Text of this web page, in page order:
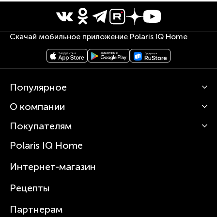
Скачай мобильное приложение Polaris IQ Home
Популярное
Кофемашины
Вертикальные пылесосы
Зубные щетки и ирригаторы
Увлажнители
Посуда
О компании
О Polaris
Статьи
Покупателям
Сервисные центры
Где купить
Polaris IQ Home
Интернет-магазин
Рецепты
Партнерам